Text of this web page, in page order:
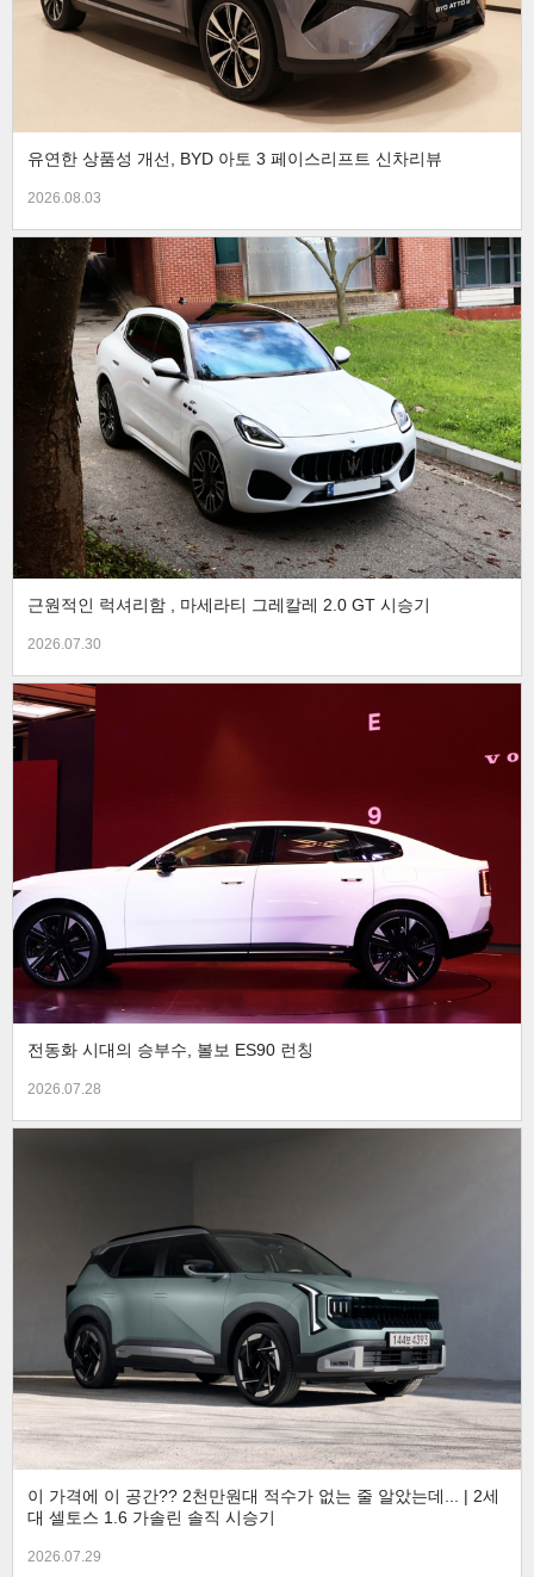
유연한 상품성 개선, BYD 아토 3 페이스리프트 신차리뷰
2026.08.03
근원적인 럭셔리함 , 마세라티 그레칼레 2.0 GT 시승기
2026.07.30
전동화 시대의 승부수, 볼보 ES90 런칭
2026.07.28
이 가격에 이 공간?? 2천만원대 적수가 없는 줄 알았는데... | 2세
대 셀토스 1.6 가솔린 솔직 시승기
2026.07.29